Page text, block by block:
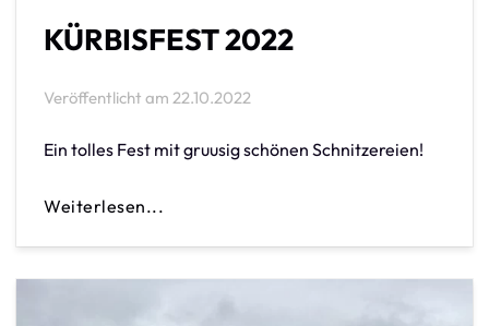
KÜRBISFEST 2022
Veröffentlicht am 22.10.2022
Ein tolles Fest mit gruusig schönen Schnitzereien!
Weiterlesen...